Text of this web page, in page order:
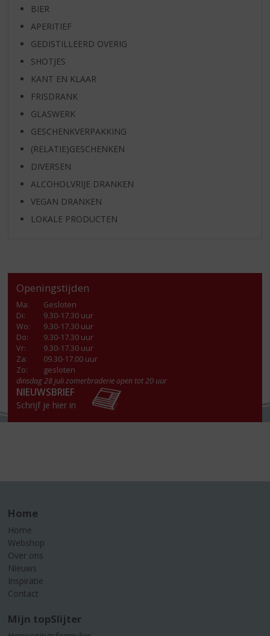
BIER
APERITIEF
GEDISTILLEERD OVERIG
SHOTJES
KANT EN KLAAR
FRISDRANK
GLASWERK
GESCHENKVERPAKKING
(RELATIE)GESCHENKEN
DIVERSEN
ALCOHOLVRIJE DRANKEN
VEGAN DRANKEN
LOKALE PRODUCTEN
Openingstijden
Ma:
Gesloten
Di:
9.30-17.30 uur
Wo:
9.30-17.30 uur
Do:
9.30-17.30 uur
Vr:
9.30-17.30 uur
Za:
09.30-17.00 uur
Zo:
gesloten
dinsdag 28 juli zomerbraderie open tot 20 uur
NIEUWSBRIEF
Schrijf je hier in
Home
Home
Webshop
Over ons
Nieuws
Inspiratie
Contact
Mijn topSlijter